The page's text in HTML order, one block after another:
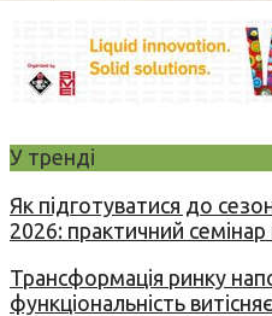
У тренді
Як підготуватися до
2026: практичний
Трансформація ринку
функціональність